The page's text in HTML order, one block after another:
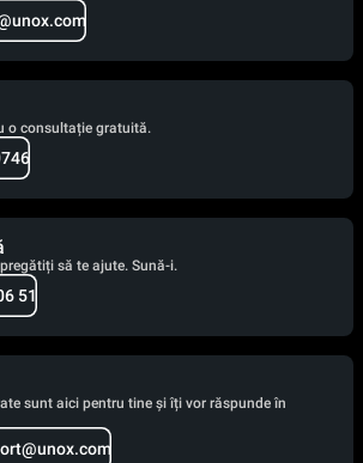
o consultație gratuită.
să te ajute. Sună-i.
51
sunt aici pentru tine și îți vor răspunde în